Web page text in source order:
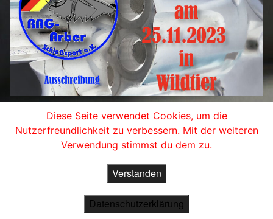
Copyright 2019 © RAG-ARBER Schießsport e.V. - All Rights
Diese Seite verwendet Cookies, um die
Nutzerfreundlichkeit zu verbessern. Mit der weiteren
Verwendung stimmst du dem zu.
Verstanden
Datenschutzerklärung